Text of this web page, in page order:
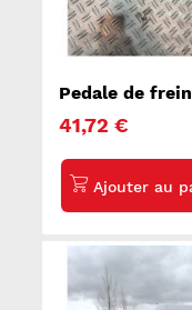
Pedale de frein
3
41,72 €